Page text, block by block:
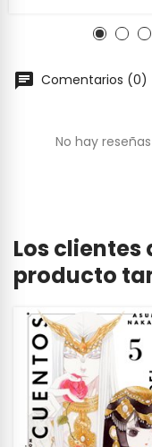
Comentarios (0)
No hay
Los
producto